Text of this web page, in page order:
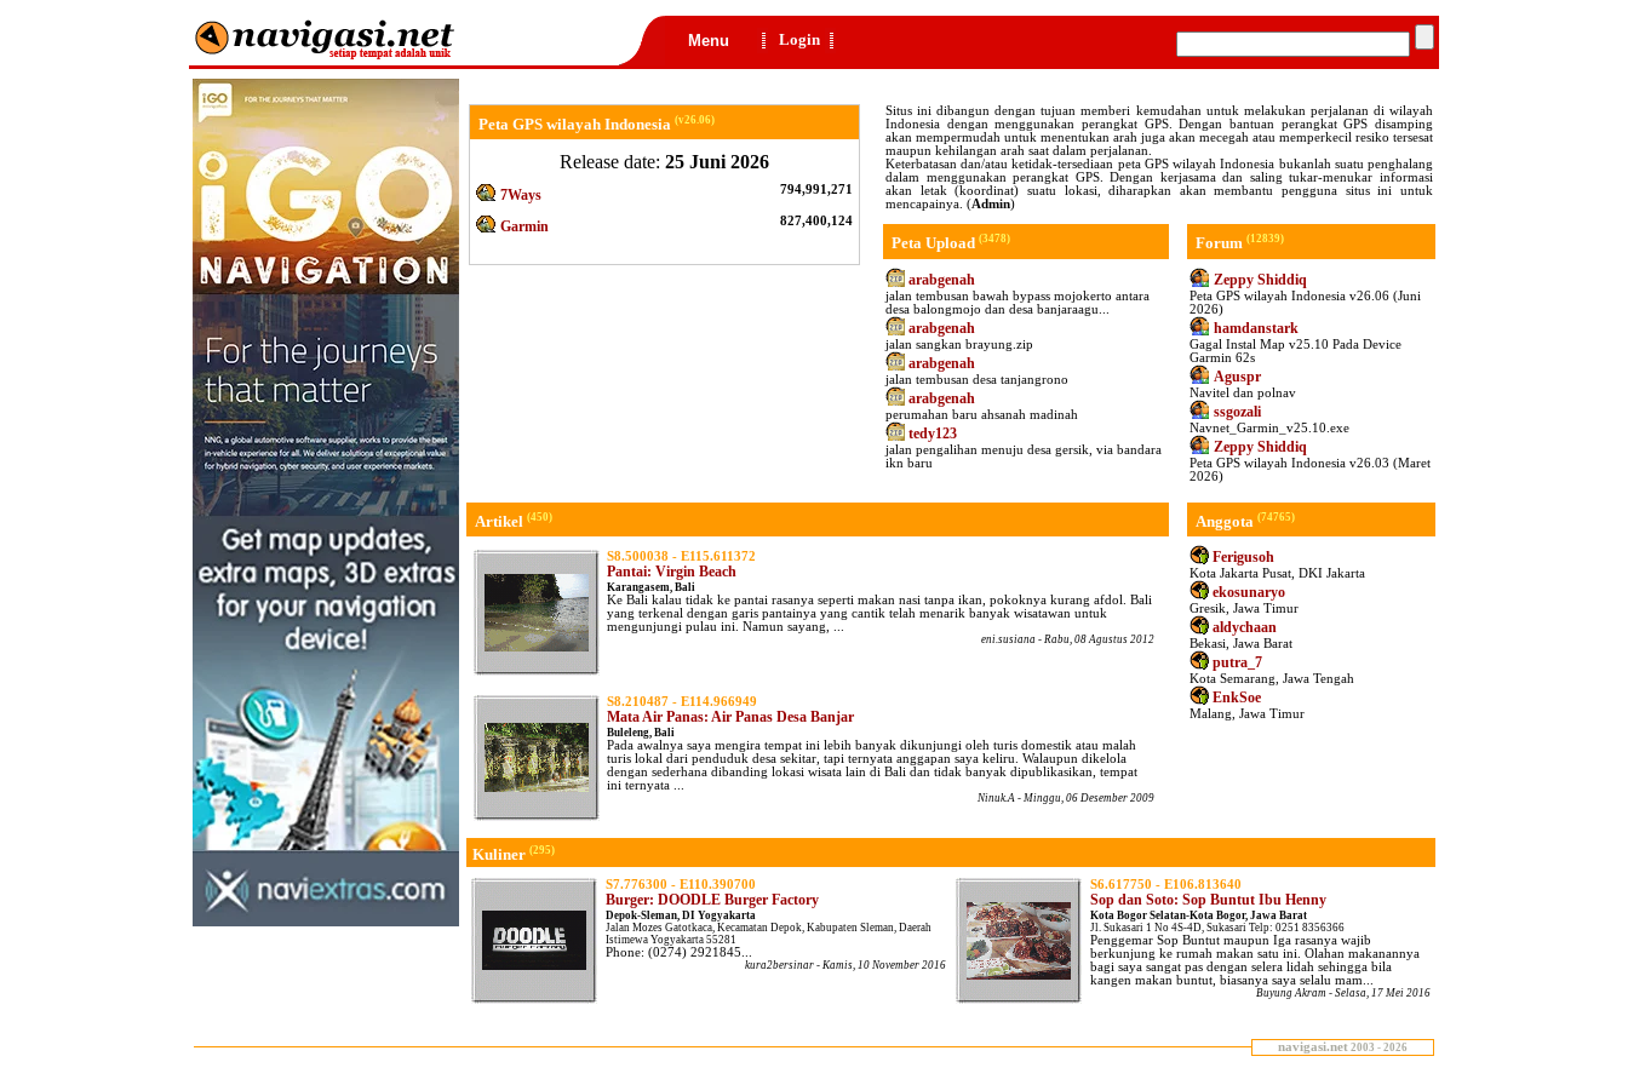
Menu Login
Peta GPS wilayah Indonesia (v26.06)
Release date: 25 Juni 2026
7Ways 794,991,271
Garmin 827,400,124
Situs ini dibangun dengan tujuan memberi kemudahan untuk melakukan perjalanan di wilayah
Indonesia dengan menggunakan perangkat GPS. Dengan bantuan perangkat GPS disamping
akan mempermudah untuk menentukan arah juga akan mecegah atau memperkecil resiko tersesat
maupun kehilangan arah saat dalam perjalanan.
Keterbatasan dan/atau ketidak-tersediaan peta GPS wilayah Indonesia bukanlah suatu penghalang
dalam menggunakan perangkat GPS. Dengan kerjasama dan saling tukar-menukar informasi
akan letak (koordinat) suatu lokasi, diharapkan akan membantu pengguna situs ini untuk
mencapainya. (Admin)
Peta Upload (3478) Forum (12839)
arabgenah
jalan tembusan bawah bypass mojokerto antara
desa balongmojo dan desa banjaraagu...
arabgenah
jalan sangkan brayung.zip
arabgenah
jalan tembusan desa tanjangrono
arabgenah
perumahan baru ahsanah madinah
tedy123
jalan pengalihan menuju desa gersik, via bandara
ikn baru
Zeppy Shiddiq
Peta GPS wilayah Indonesia v26.06 (Juni
2026)
hamdanstark
Gagal Instal Map v25.10 Pada Device
Garmin 62s
Aguspr
Navitel dan polnav
ssgozali
Navnet_Garmin_v25.10.exe
Zeppy Shiddiq
Peta GPS wilayah Indonesia v26.03 (Maret
2026)
Artikel (450) Anggota (74765)
S8.500038 - E115.611372
Pantai: Virgin Beach
Karangasem, Bali
Ke Bali kalau tidak ke pantai rasanya seperti makan nasi tanpa ikan, pokoknya kurang afdol. Bali
yang terkenal dengan garis pantainya yang cantik telah menarik banyak wisatawan untuk
mengunjungi pulau ini. Namun sayang, ...
eni.susiana - Rabu, 08 Agustus 2012
S8.210487 - E114.966949
Mata Air Panas: Air Panas Desa Banjar
Buleleng, Bali
Pada awalnya saya mengira tempat ini lebih banyak dikunjungi oleh turis domestik atau malah
turis lokal dari penduduk desa sekitar, tapi ternyata anggapan saya keliru. Walaupun dikelola
dengan sederhana dibanding lokasi wisata lain di Bali dan tidak banyak dipublikasikan, tempat
ini ternyata ...
Ninuk.A - Minggu, 06 Desember 2009
Ferigusoh
Kota Jakarta Pusat, DKI Jakarta
ekosunaryo
Gresik, Jawa Timur
aldychaan
Bekasi, Jawa Barat
putra_7
Kota Semarang, Jawa Tengah
EnkSoe
Malang, Jawa Timur
Kuliner (295)
S7.776300 - E110.390700
Burger: DOODLE Burger Factory
Depok-Sleman, DI Yogyakarta
Jalan Mozes Gatotkaca, Kecamatan Depok, Kabupaten Sleman, Daerah
Istimewa Yogyakarta 55281
Phone: (0274) 2921845...
kura2bersinar - Kamis, 10 November 2016
S6.617750 - E106.813640
Sop dan Soto: Sop Buntut Ibu Henny
Kota Bogor Selatan-Kota Bogor, Jawa Barat
Jl. Sukasari 1 No 4S-4D, Sukasari Telp: 0251 8356366
Penggemar Sop Buntut maupun Iga rasanya wajib
berkunjung ke rumah makan satu ini. Olahan makanannya
bagi saya sangat pas dengan selera lidah sehingga bila
kangen makan buntut, biasanya saya selalu mam...
Buyung Akram - Selasa, 17 Mei 2016
navigasi.net 2003 - 2026